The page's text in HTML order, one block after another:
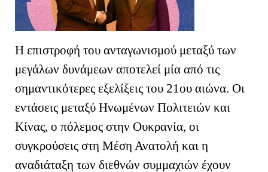
Η επιστροφή του ανταγωνισμού μεταξύ των
μεγάλων δυνάμεων αποτελεί μία από τις
σημαντικότερες εξελίξεις του 21ου αιώνα. Οι
εντάσεις μεταξύ Ηνωμένων Πολιτειών και
Κίνας, ο πόλεμος στην Ουκρανία, οι
συγκρούσεις στη Μέση Ανατολή και η
αναδιάταξη των διεθνών συμμαχιών έχουν